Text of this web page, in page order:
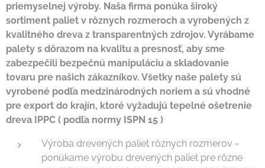
priemyselnej výroby. Naša firma ponúka široký
sortiment paliet v rôznych rozmeroch a vyrobených z
kvalitného dreva z transparentných zdrojov. Vyrábame
palety s dôrazom na kvalitu a presnosť, aby sme
zabezpečili bezpečnú manipuláciu a skladovanie
tovaru pre našich zákazníkov. Všetky naše palety sú
vyrobené podľa medzinárodných noriem a sú vhodné
pre export do krajín, ktoré vyžadujú tepelné ošetrenie
dreva IPPC ( podľa normy ISPN 15 )
Výroba drevených paliet rôznych rozmerov -
ponúkame výrobu drevených paliet pre rôzne